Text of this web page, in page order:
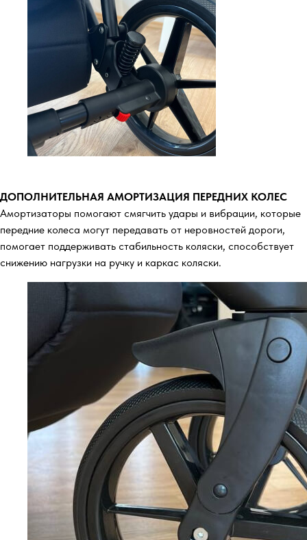
ДОПОЛНИТЕЛЬНАЯ АМОРТИЗАЦИЯ ПЕРЕДНИХ КОЛЕС
Амортизаторы помогают смягчить удары и вибрации, которые
передние колеса могут передавать от неровностей дороги,
помогает поддерживать стабильность коляски, способствует
снижению нагрузки на ручку и каркас коляски.